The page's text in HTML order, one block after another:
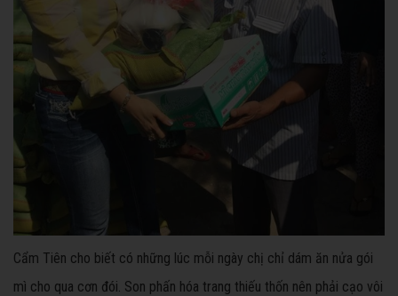
Cẩm Tiên cho biết có những lúc mỗi ngày chị chỉ dám ăn nửa gói
mì cho qua cơn đói. Son phấn hóa trang thiếu thốn nên phải cạo vôi